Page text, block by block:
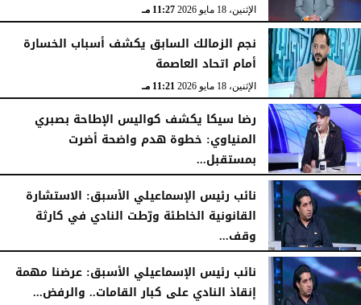
الإثنين، 18 مايو 2026 11:27 مـ
نجم الزمالك السابق يكشف أسباب الخسارة
أمام اتحاد العاصمة
الإثنين، 18 مايو 2026 11:21 مـ
رضا سيكا يكشف كواليس الإطاحة بصبري
المنياوي: خطوة هدم واضحة أضرت
بمستقبل...
الأحد، 17 مايو 2026 10:54 مـ
نائب رئيس الإسماعيلي الأسبق: الاستشارة
القانونية الخاطئة ورّطت النادي في كارثة
وقف...
الأحد، 17 مايو 2026 10:52 مـ
نائب رئيس الإسماعيلي الأسبق: عرضنا مهمة
إنقاذ النادي على كبار القامات.. والرفض...